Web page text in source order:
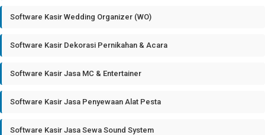
Software Kasir Wedding Organizer (WO)
Software Kasir Dekorasi Pernikahan & Acara
Software Kasir Jasa MC & Entertainer
Software Kasir Jasa Penyewaan Alat Pesta
Software Kasir Jasa Sewa Sound System